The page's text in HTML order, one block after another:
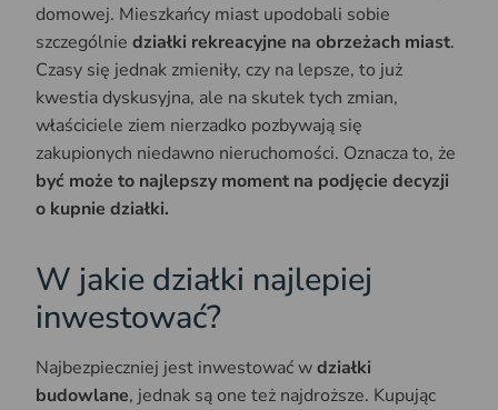
domowej. Mieszkańcy miast upodobali sobie
szczególnie działki rekreacyjne na obrzeżach miast.
Czasy się jednak zmieniły, czy na lepsze, to już
kwestia dyskusyjna, ale na skutek tych zmian,
właściciele ziem nierzadko pozbywają się
zakupionych niedawno nieruchomości. Oznacza to, że
być może to najlepszy moment na podjęcie decyzji
o kupnie działki.
W jakie działki najlepiej
inwestować?
Najbezpieczniej jest inwestować wdziałki
budowlane, jednak są one też najdroższe. Kupując